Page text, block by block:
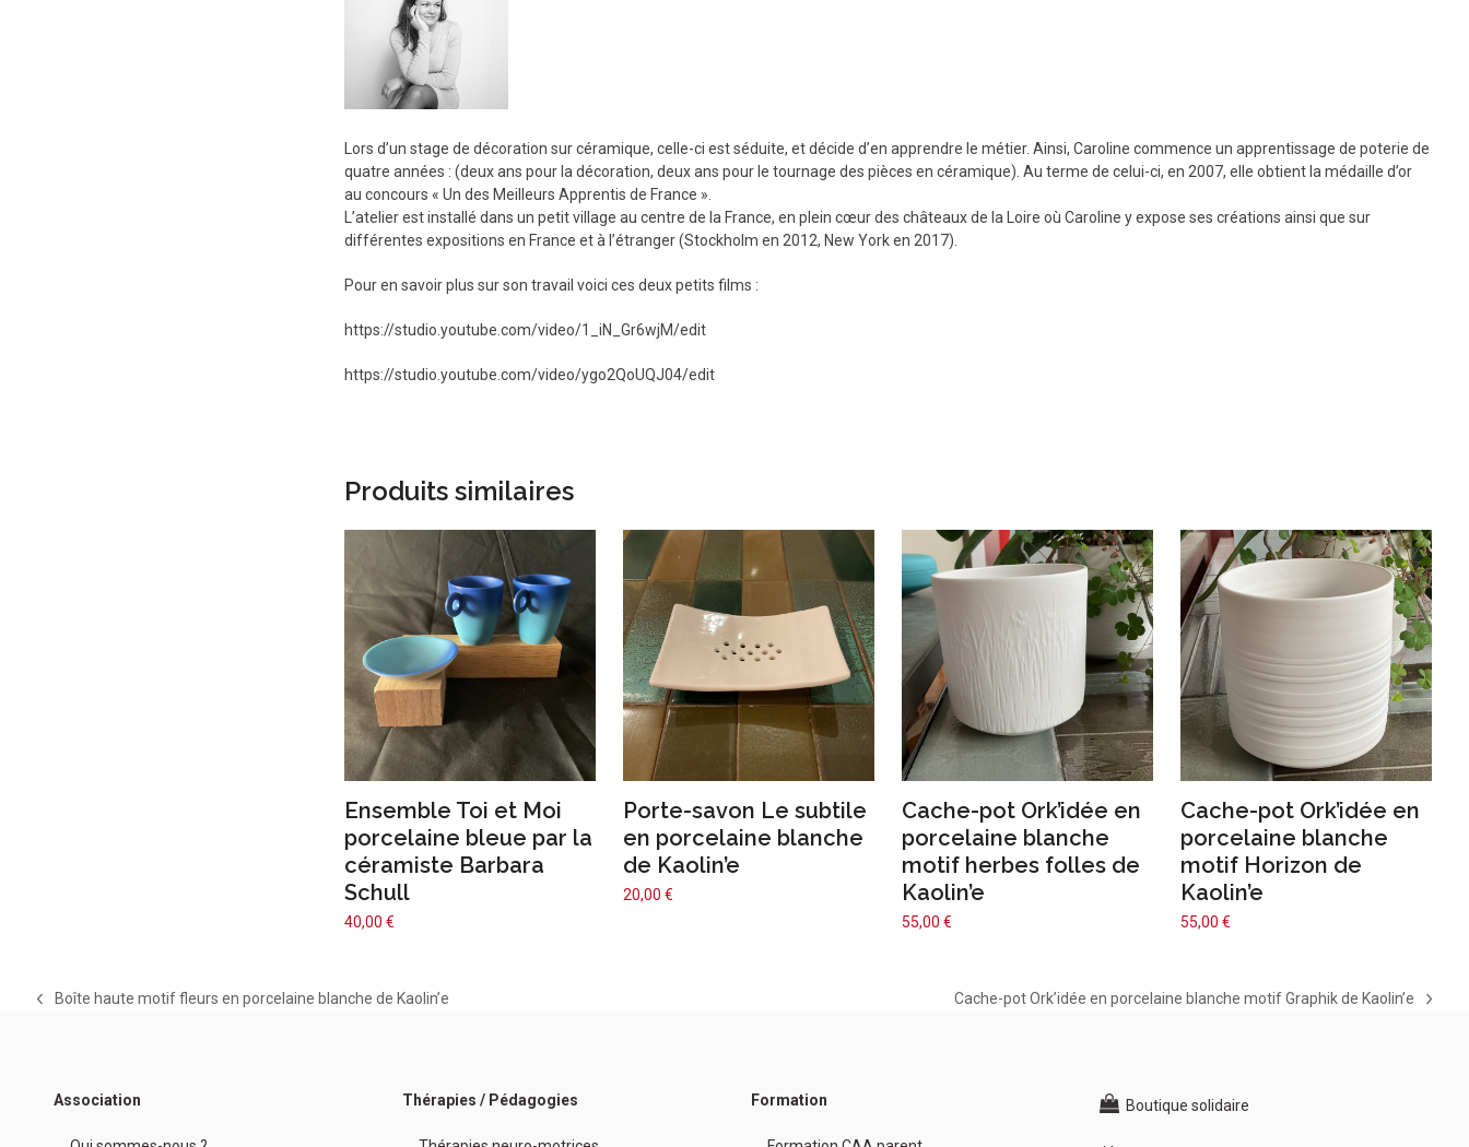
Lors d’un stage de décoration sur céramique, celle-ci est séduite, et décide d’en apprendre le métier. Ainsi, Caroline commence un apprentissage de poterie de
quatre années : (deux ans pour la décoration, deux ans pour le tournage des pièces en céramique). Au terme de celui-ci, en 2007, elle obtient la médaille d’or
au concours « Un des Meilleurs Apprentis de France ».
L’atelier est installé dans un petit village au centre de la France, en plein cœur des châteaux de la Loire où Caroline y expose ses créations ainsi que sur
différentes expositions en France et à l’étranger (Stockholm en 2012, New York en 2017).
Pour en savoir plus sur son travail voici ces deux petits films :
https://studio.youtube.com/video/1_iN_Gr6wjM/edit
https://studio.youtube.com/video/ygo2QoUQJ04/edit
Produits similaires
Ensemble Toi et Moi
porcelaine bleue par la
céramiste Barbara
Schull
40,00 €
Porte-savon Le subtile
en porcelaine blanche
de Kaolin’e
20,00 €
Cache-pot Ork’idée en
porcelaine blanche
motif herbes folles de
Kaolin’e
55,00 €
Cache-pot Ork’idée en
porcelaine blanche
motif Horizon de
Kaolin’e
55,00€
previous
Boîte haute motif fleurs en porcelaine blanche de Kaolin’e
next
Cache-pot Ork’idée en porcelaine blanche motif Graphik de Kaolin’e
Association Thérapies / Pédagogies Formation Boutique solidaire